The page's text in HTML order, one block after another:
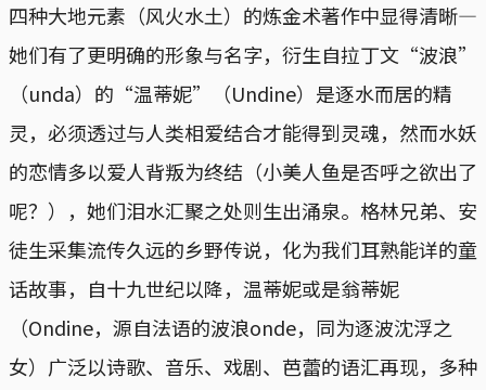
四种大地元素（风火水土）的炼金术著作中显得清晰—
她们有了更明确的形象与名字，衍生自拉丁文“波浪”
（unda）的“温蒂妮”（Undine）是逐水而居的精
灵，必须透过与人类相爱结合才能得到灵魂，然而水妖
的恋情多以爱人背叛为终结（小美人鱼是否呼之欲出了
呢？），她们泪水汇聚之处则生出涌泉。格林兄弟、安
徒生采集流传久远的乡野传说，化为我们耳熟能详的童
话故事，自十九世纪以降，温蒂妮或是翁蒂妮
（Ondine，源自法语的波浪onde，同为逐波沈浮之
女）广泛以诗歌、音乐、戏剧、芭蕾的语汇再现，多种